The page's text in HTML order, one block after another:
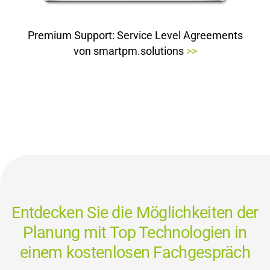
Premium Support: Service Level Agreements
von smartpm.solutions >>
Entdecken Sie die Möglichkeiten der
Planung mit Top Technologien in
einem kostenlosen Fachgespräch